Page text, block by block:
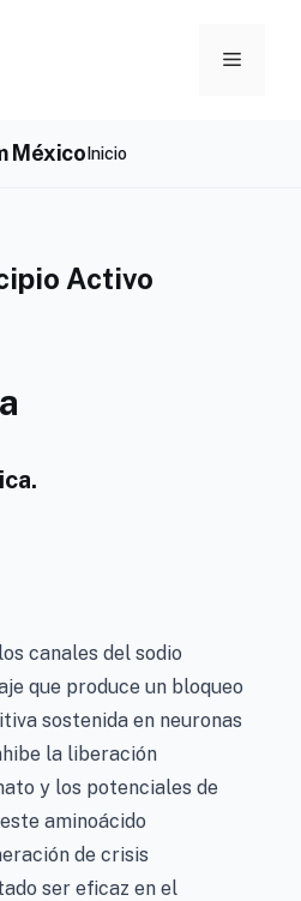
Menu
MéxicoInicio
Activo
canales del sodio
que produce un bloqueo
sostenida en neuronas
la liberación
y los potenciales de
aminoácido
de crisis
ser eficaz en el